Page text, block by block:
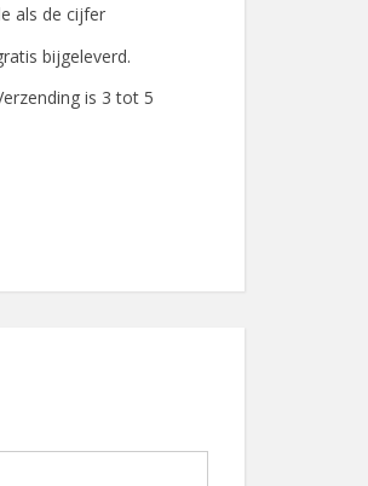
als de cijfer
bijgeleverd.
is 3 tot 5